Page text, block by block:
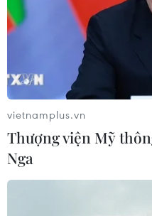
vietnamplus.vn
Thượng viện Mỹ
Nga